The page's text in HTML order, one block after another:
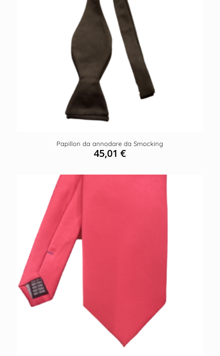
Papillon da annodare da Smocking
45,01€